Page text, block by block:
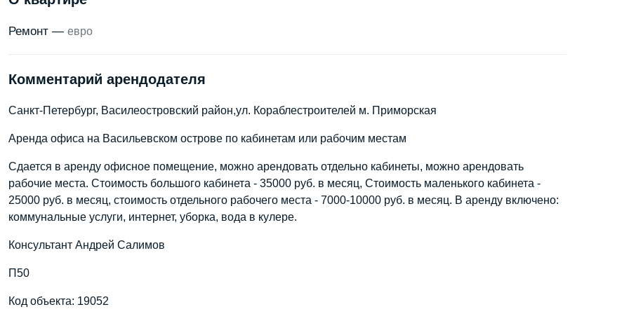
Ремонт — евро
Комментарий арендодателя
Санкт-Петербург, Василеостровский район,ул. Кораблестроителей м. Приморская
Аренда офиса на Васильевском острове по кабинетам или рабочим местам
Сдается в аренду офисное помещение, можно арендовать отдельно кабинеты, можно арендовать
рабочие места. Стоимость большого кабинета - 35000 руб. в месяц, Стоимость маленького кабинета -
25000 руб. в месяц, стоимость отдельного рабочего места - 7000-10000 руб. в месяц. В аренду включено:
коммунальные услуги, интернет, уборка, вода в кулере.
Консультант Андрей Салимов
П50
Код объекта: 19052